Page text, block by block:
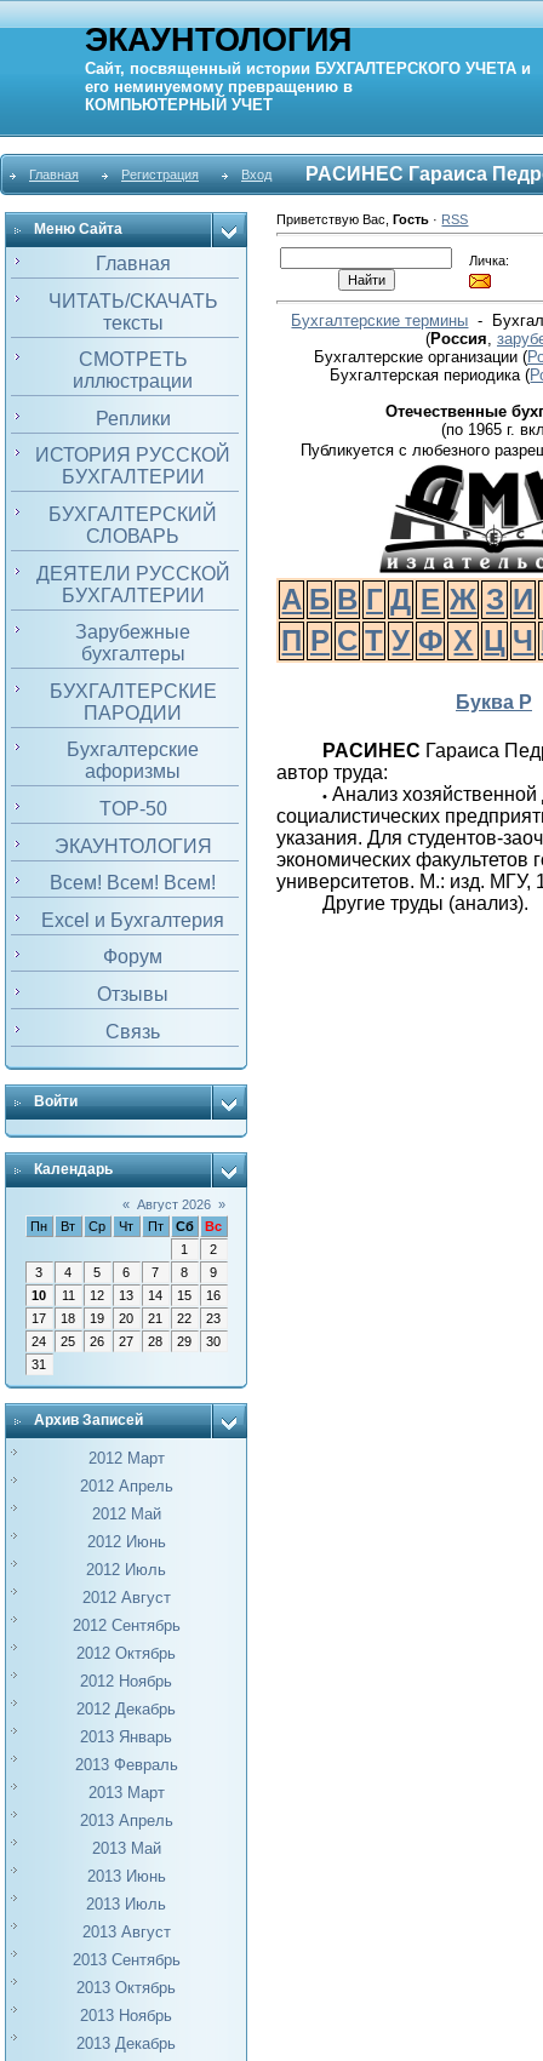
ЭКАУНТОЛОГИЯ
Сайт, посвященный истории БУХГАЛТЕРСКОГО УЧЕТА и
его неминуемому превращению в
КОМПЬЮТЕРНЫЙ УЧЕТ
Главная Регистрация Вход РАСИНЕС Гараиса
Меню Сайта
Главная
ЧИТАТЬ/СКАЧАТЬ
тексты
СМОТРЕТЬ
иллюстрации
Реплики
ИСТОРИЯ РУССКОЙ
БУХГАЛТЕРИИ
БУХГАЛТЕРСКИЙ
СЛОВАРЬ
ДЕЯТЕЛИ РУССКОЙ
БУХГАЛТЕРИИ
Зарубежные
бухгалтеры
БУХГАЛТЕРСКИЕ
ПАРОДИИ
Бухгалтерские
афоризмы
TOP-50
ЭКАУНТОЛОГИЯ
Всем! Всем! Всем!
Excel и Бухгалтерия
Форум
Отзывы
Связь
Войти
Календарь
« Август 2026 »
Пн
Вт Ср Чт Пт Сб
Вс
1
2
3
4 5 6 7 8
9
10
11 12 13 14 15
16
17
18 19 20 21 22
23
24
25 26 27 28 29
30
31
Архив Записей
2012 Март
2012 Апрель
2012 Май
2012 Июнь
2012 Июль
2012 Август
2012 Сентябрь
2012 Октябрь
2012 Ноябрь
2012 Декабрь
2013 Январь
2013 Февраль
2013 Март
2013 Апрель
2013 Май
2013 Июнь
2013 Июль
2013 Август
2013 Сентябрь
2013 Октябрь
2013 Ноябрь
2013 Декабрь
Приветствую Вас ,Гость · RSS
Личка:
Бухгалтерские термины -
(Россия
Бухгалтерские организации (
Бухгалтерская периодика(
Отечественные
(по 1965 г.
Публикуется с любезного
А Б В Г Д Е Ж З И
П Р С Т У Ф Х Ц Ч
Буква Р
РАСИНЕС Гараиса
автор труда:
• Анализ хозяйственной
социалистических
указания. Для студентов-
экономических факультетов
университетов. М.: изд. МГУ,
Другие труды (анализ).